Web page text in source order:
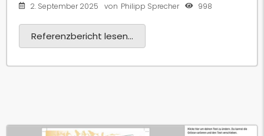
2. September 2025 von Philipp Sprecher 998
Referenzbericht lesen...